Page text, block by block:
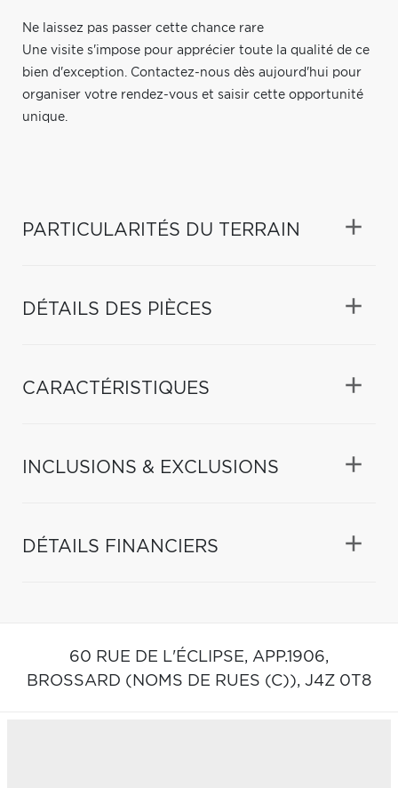
Ne laissez pas passer cette chance rare
Une visite s'impose pour apprécier toute la qualité de ce
bien d'exception. Contactez-nous dès aujourd'hui pour
organiser votre rendez-vous et saisir cette opportunité
unique.
PARTICULARITÉS DU TERRAIN
DÉTAILS DES PIÈCES
CARACTÉRISTIQUES
INCLUSIONS & EXCLUSIONS
DÉTAILS FINANCIERS
60 RUE DE L'ÉCLIPSE, APP.1906,
BROSSARD (NOMS DE RUES (C)), J4Z 0T8